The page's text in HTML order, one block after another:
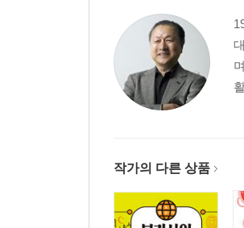
10. 커피와 위스키 - 이슬람
11. 바지와 벨트 - 유목 사회
12. 말 - 거대한 제국 탄생의
13. 화약 - 유럽에 무적의 힘
큰 역사의 흐름 - 바다를 지
14. 캐러벨선 - 삼각돛으로
작가의 다른 상품